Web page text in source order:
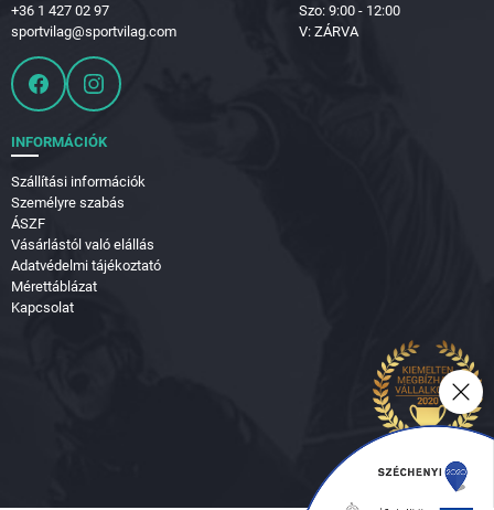
+36 1 427 02 97
sportvilag@sportvilag.com
Szo: 9:00 - 12:00
V: ZÁRVA
INFORMÁCIÓK
Szállítási információk
Személyre szabás
ÁSZF
Vásárlástól való elállás
Adatvédelmi tájékoztató
Mérettáblázat
Kapcsolat